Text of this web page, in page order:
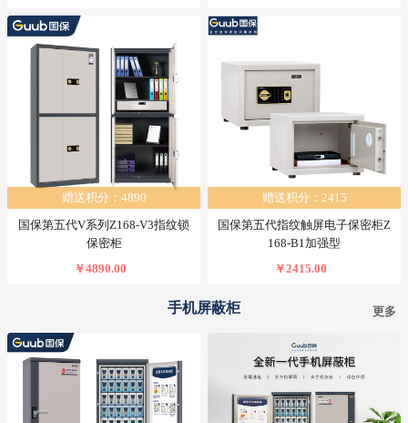
赠送积分：4890
国保第五代V系列Z168-V3指纹锁
保密柜
￥4890.00
赠送积分：2415
国保第五代指纹触屏电子保密柜Z
168-B1加强型
￥2415.00
手机屏蔽柜 更多